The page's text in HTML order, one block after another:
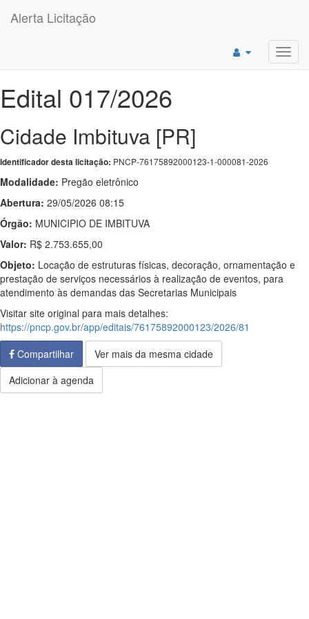
Alerta Licitação
Edital 017/2026
Cidade Imbituva [PR]
Identificador desta licitação: PNCP-76175892000123-1-000081-2026
Modalidade: Pregão eletrônico
Abertura: 29/05/2026 08:15
Órgão: MUNICIPIO DE IMBITUVA
Valor: R$ 2.753.655,00
Objeto: Locação de estruturas físicas, decoração, ornamentação e
prestação de serviços necessários à realização de eventos, para
atendimento às demandas das Secretarias Municipais
Visitar site original para mais detalhes:
https://pncp.gov.br/app/editais/76175892000123/2026/81
Compartilhar
Ver mais da mesma cidade
Adicionar à agenda